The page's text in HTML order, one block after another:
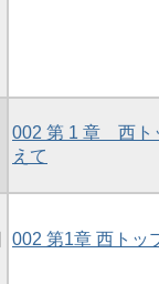
002 第 1 章 西ト
えて
002 第1章 西トッ